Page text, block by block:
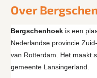
Over
Bergschenhoek is een
Nederlandse provincie
van Rotterdam. Het maakt
gemeente Lansingerland.